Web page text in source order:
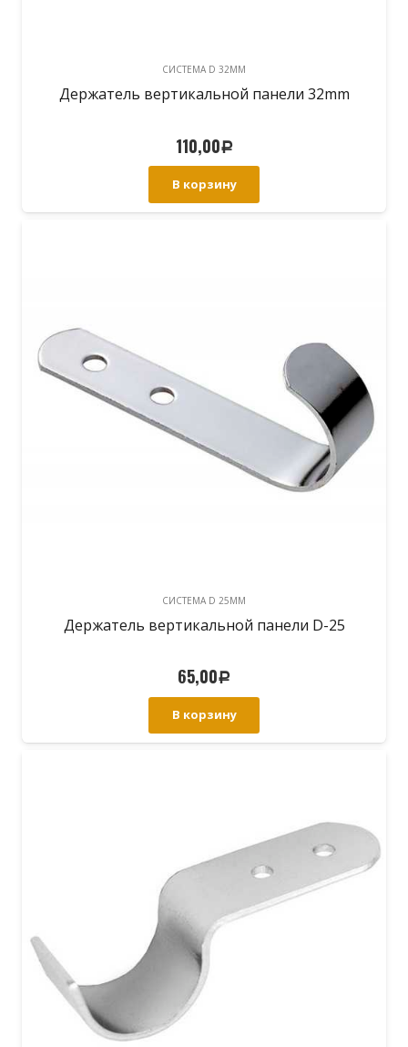
CИСТЕМА D 32MM
Держатель вертикальной панели 32mm
110,00Р
В корзину
CИСТЕМА D 25MM
Держатель вертикальной панели D-25
65,00Р
В корзину